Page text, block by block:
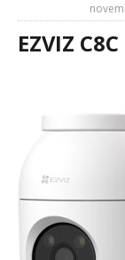
EZVIZ C8C